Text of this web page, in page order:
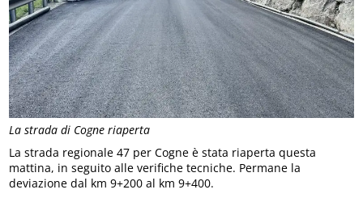
La strada di Cogne riaperta
La strada regionale 47 per Cogne è stata riaperta questa
mattina, in seguito alle verifiche tecniche. Permane la
deviazione dal km 9+200 al km 9+400.